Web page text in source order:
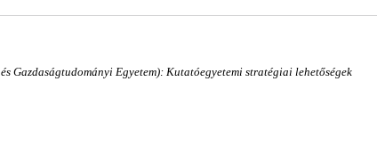
Gazdaságtudományi Egyetem): Kutatóegyetemi stratégiai lehetőségek